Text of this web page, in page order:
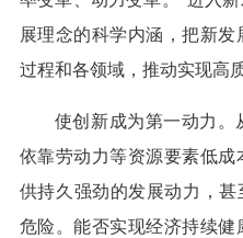
展理念的科学内涵，把新
过程和各领域，推动实现高
使创新成为第一动力。
依靠劳动力等资源要素低
供持久强劲的发展动力，甚
危险。能否实现经济持续